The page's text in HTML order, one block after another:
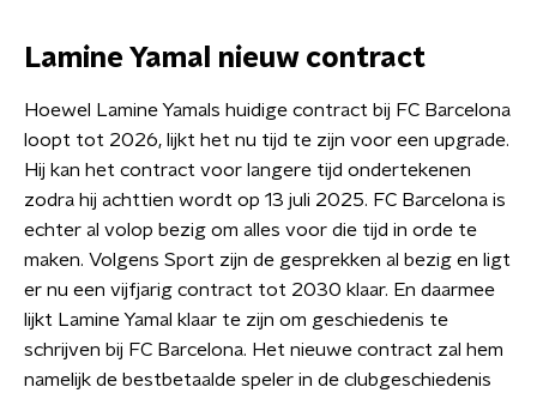
Lamine Yamal nieuw contract
Hoewel Lamine Yamals huidige contract bij FC Barcelona
loopt tot 2026, lijkt het nu tijd te zijn voor een upgrade.
Hij kan het contract voor langere tijd ondertekenen
zodra hij achttien wordt op 13 juli 2025. FC Barcelona is
echter al volop bezig om alles voor die tijd in orde te
maken. Volgens Sport zijn de gesprekken al bezig en ligt
er nu een vijfjarig contract tot 2030 klaar. En daarmee
lijkt Lamine Yamal klaar te zijn om geschiedenis te
schrijven bij FC Barcelona. Het nieuwe contract zal hem
namelijk de bestbetaalde speler in de clubgeschiedenis